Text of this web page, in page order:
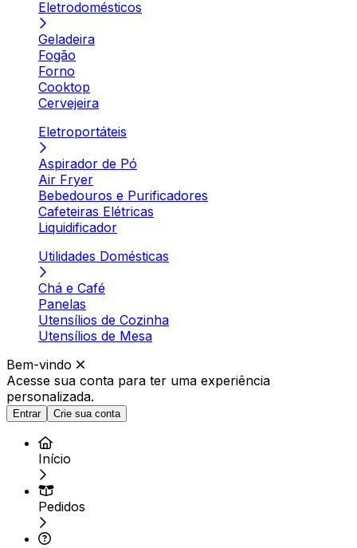
Eletrodomésticos
Geladeira
Fogão
Forno
Cooktop
Cervejeira
Eletroportáteis
Aspirador de Pó
Air Fryer
Bebedouros e Purificadores
Cafeteiras Elétricas
Liquidificador
Utilidades Domésticas
Chá e Café
Panelas
Utensílios de Cozinha
Utensílios de Mesa
Bem-vindo
Acesse sua conta para ter uma experiência
personalizada.
Entrar Crie sua conta
Início
Pedidos